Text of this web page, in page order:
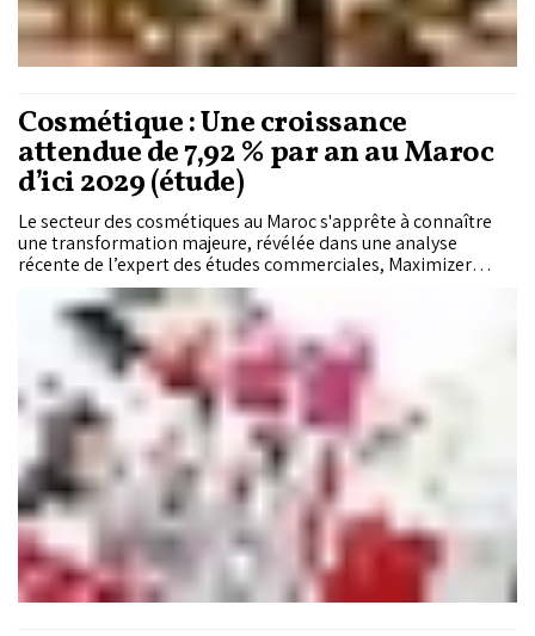
Cosmétique : Une croissance
attendue de 7,92 % par an au Maroc
d’ici 2029 (étude)
Le secteur des cosmétiques au Maroc s'apprête à connaître
une transformation majeure, révélée dans une analyse
récente de l’expert des études commerciales, Maximizer
Market Research. Selon cette étude, le marché de la
cosmétique au Maroc devrait atteindre 2,67 milliards de
dollars d’ici 2029, avec un taux de croissance annuel de